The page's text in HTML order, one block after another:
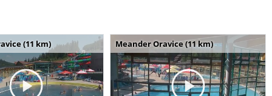
(11 km) Meander Oravice (11 km)